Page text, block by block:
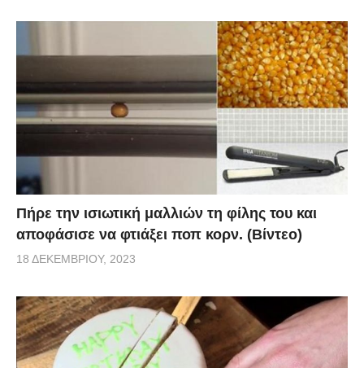
Πήρε την ισιωτική μαλλιών τη φίλης του και
αποφάσισε να φτιάξει ποπ κορν. (Βίντεο)
18 ΔΕΚΕΜΒΡΊΟΥ, 2023